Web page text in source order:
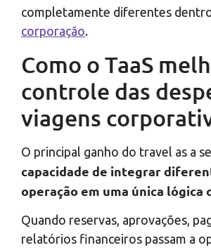
completamente diferentes
corporação.
Como o TaaS
controle das
viagens
O principal ganho do travel as a
capacidade de integrar
operação em uma única lógica
Quando reservas, aprovações,
relatórios financeiros passam a